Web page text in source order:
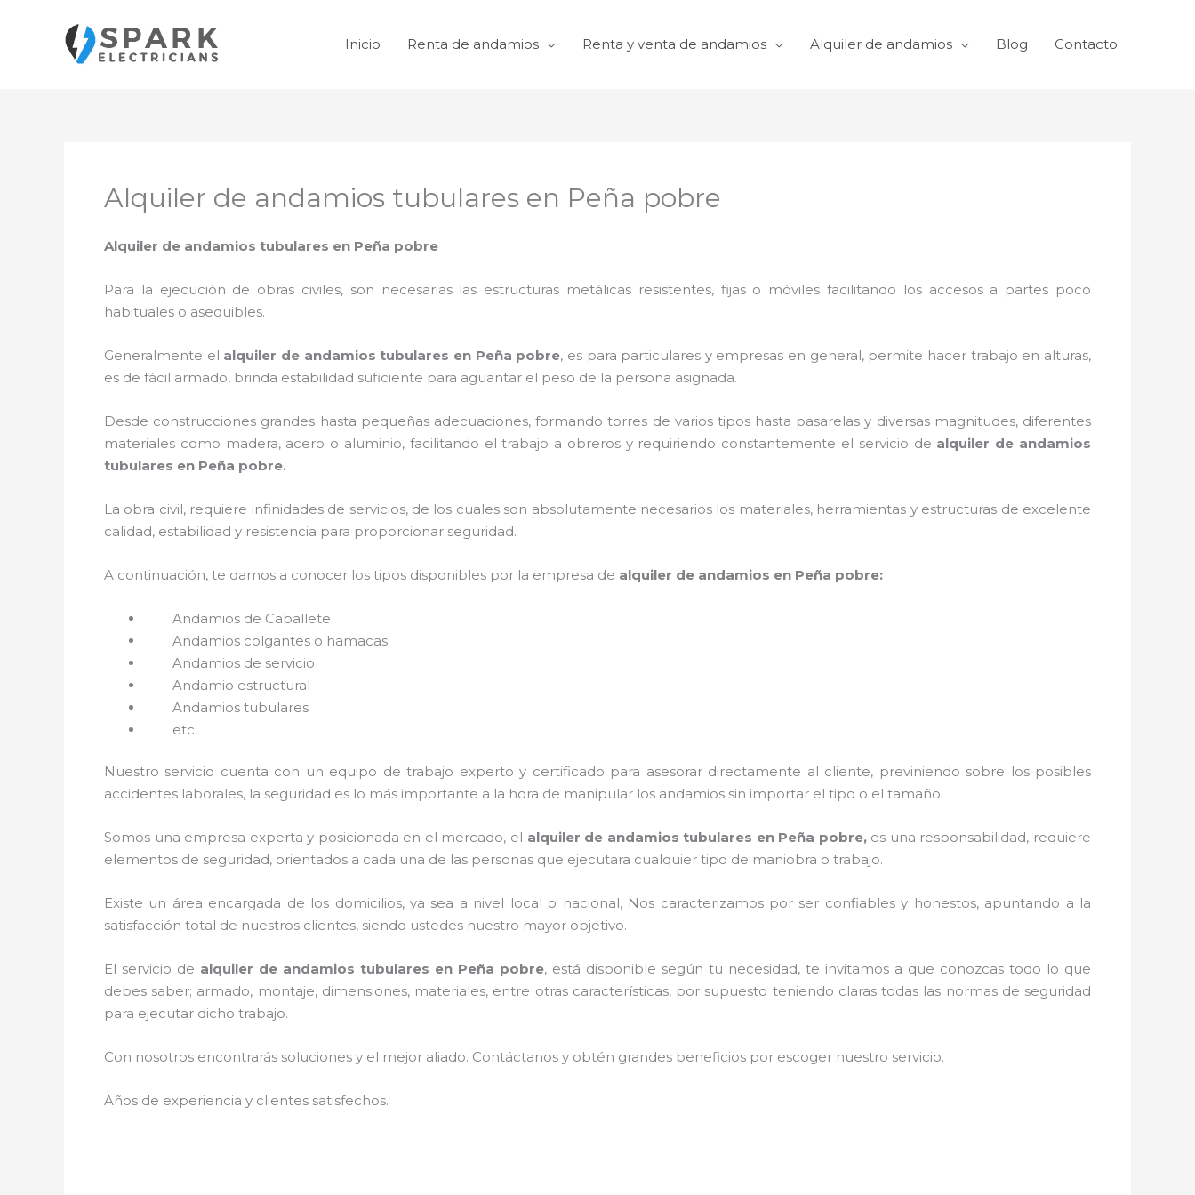
contenido
Inicio Renta de andamios Renta y venta de andamios Alquiler de andamios Blog Contacto
Alquiler de andamios tubulares en Peña pobre
Alquiler de andamios tubulares en Peña pobre
Para la ejecución de obras civiles, son necesarias las estructuras metálicas resistentes, fijas o móviles facilitando los accesos a partes poco
habituales o asequibles.
Generalmente el alquiler de andamios tubulares en Peña pobre, es para particulares y empresas en general, permite hacer trabajo en alturas,
es de fácil armado, brinda estabilidad suficiente para aguantar el peso de la persona asignada.
Desde construcciones grandes hasta pequeñas adecuaciones, formando torres de varios tipos hasta pasarelas y diversas magnitudes, diferentes
materiales como madera, acero o aluminio, facilitando el trabajo a obreros y requiriendo constantemente el servicio de alquiler de andamios
tubulares en Peña pobre.
La obra civil, requiere infinidades de servicios, de los cuales son absolutamente necesarios los materiales, herramientas y estructuras de excelente
calidad, estabilidad y resistencia para proporcionar seguridad.
A continuación, te damos a conocer los tipos disponibles por la empresa de alquiler de andamios en Peña pobre:
Andamios de Caballete
Andamios colgantes o hamacas
Andamios de servicio
Andamio estructural
Andamios tubulares
etc
Nuestro servicio cuenta con un equipo de trabajo experto y certificado para asesorar directamente al cliente, previniendo sobre los posibles
accidentes laborales, la seguridad es lo más importante a la hora de manipular los andamios sin importar el tipo o el tamaño.
Somos una empresa experta y posicionada en el mercado, el alquiler de andamios tubulares en Peña pobre,es una responsabilidad, requiere
elementos de seguridad, orientados a cada una de las personas que ejecutara cualquier tipo de maniobra o trabajo.
Existe un área encargada de los domicilios, ya sea a nivel local o nacional, Nos caracterizamos por ser confiables y honestos, apuntando a la
satisfacción total de nuestros clientes, siendo ustedes nuestro mayor objetivo.
El servicio de alquiler de andamios tubulares en Peña pobre, está disponible según tu necesidad, te invitamos a que conozcas todo lo que
debes saber; armado, montaje, dimensiones, materiales, entre otras características, por supuesto teniendo claras todas las normas de seguridad
para ejecutar dicho trabajo.
Con nosotros encontrarás soluciones y el mejor aliado. Contáctanos y obtén grandes beneficios por escoger nuestro servicio.
Años de experiencia y clientes satisfechos.